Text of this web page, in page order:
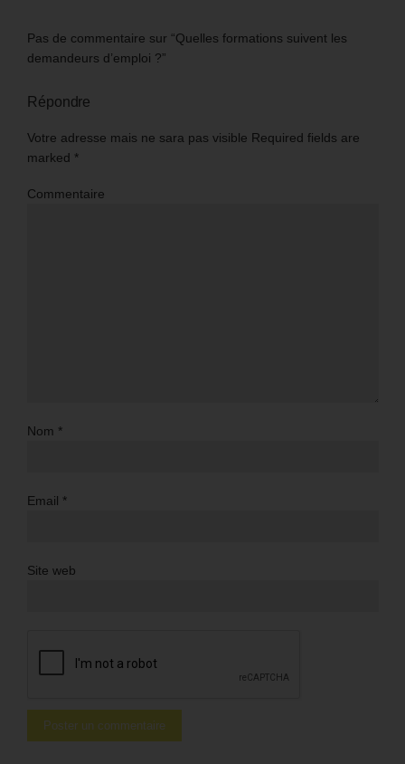
Pas de commentaire sur “Quelles formations suivent les
demandeurs d’emploi ?”
Répondre
Votre adresse mais ne sara pas visible Required fields are
marked *
Commentaire
Nom *
Email *
Site web